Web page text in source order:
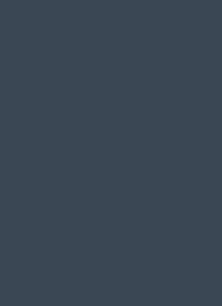
ўқилмайдиган ҳарфлар:
ҳарфлар:
ҳарфлар:
ёки ажратиб ўқиганда
ўз ҳолича қолдирдик.